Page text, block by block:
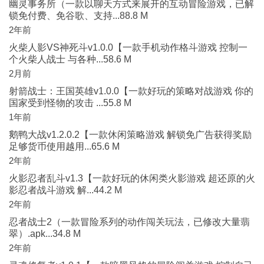
幽灵事务所（一款以聊天方式来展开的互动冒险游戏，已解
锁免付费、免谷歌、支持...88.8 M
2年前
火柴人影VS神死斗v1.0.0【一款手机动作格斗游戏 控制一
个火柴人战士 与各种...58.6 M
2月前
射箭战士：王国英雄v1.0.0【一款好玩的策略对战游戏 你的
国家受到怪物的攻击 ...55.8 M
1年前
鹅鸭大战v1.2.0.2【一款休闲策略游戏 解锁免广告获得奖励
足够货币使用越用...65.6 M
2年前
火影忍者乱斗v1.3【一款好玩的休闲类火影游戏 超还原的火
影忍者战斗游戏 解...44.2 M
2年前
忍者战士2（一款冒险系列的动作闯关玩法，已修改大量翡
翠）.apk...34.8 M
2年前